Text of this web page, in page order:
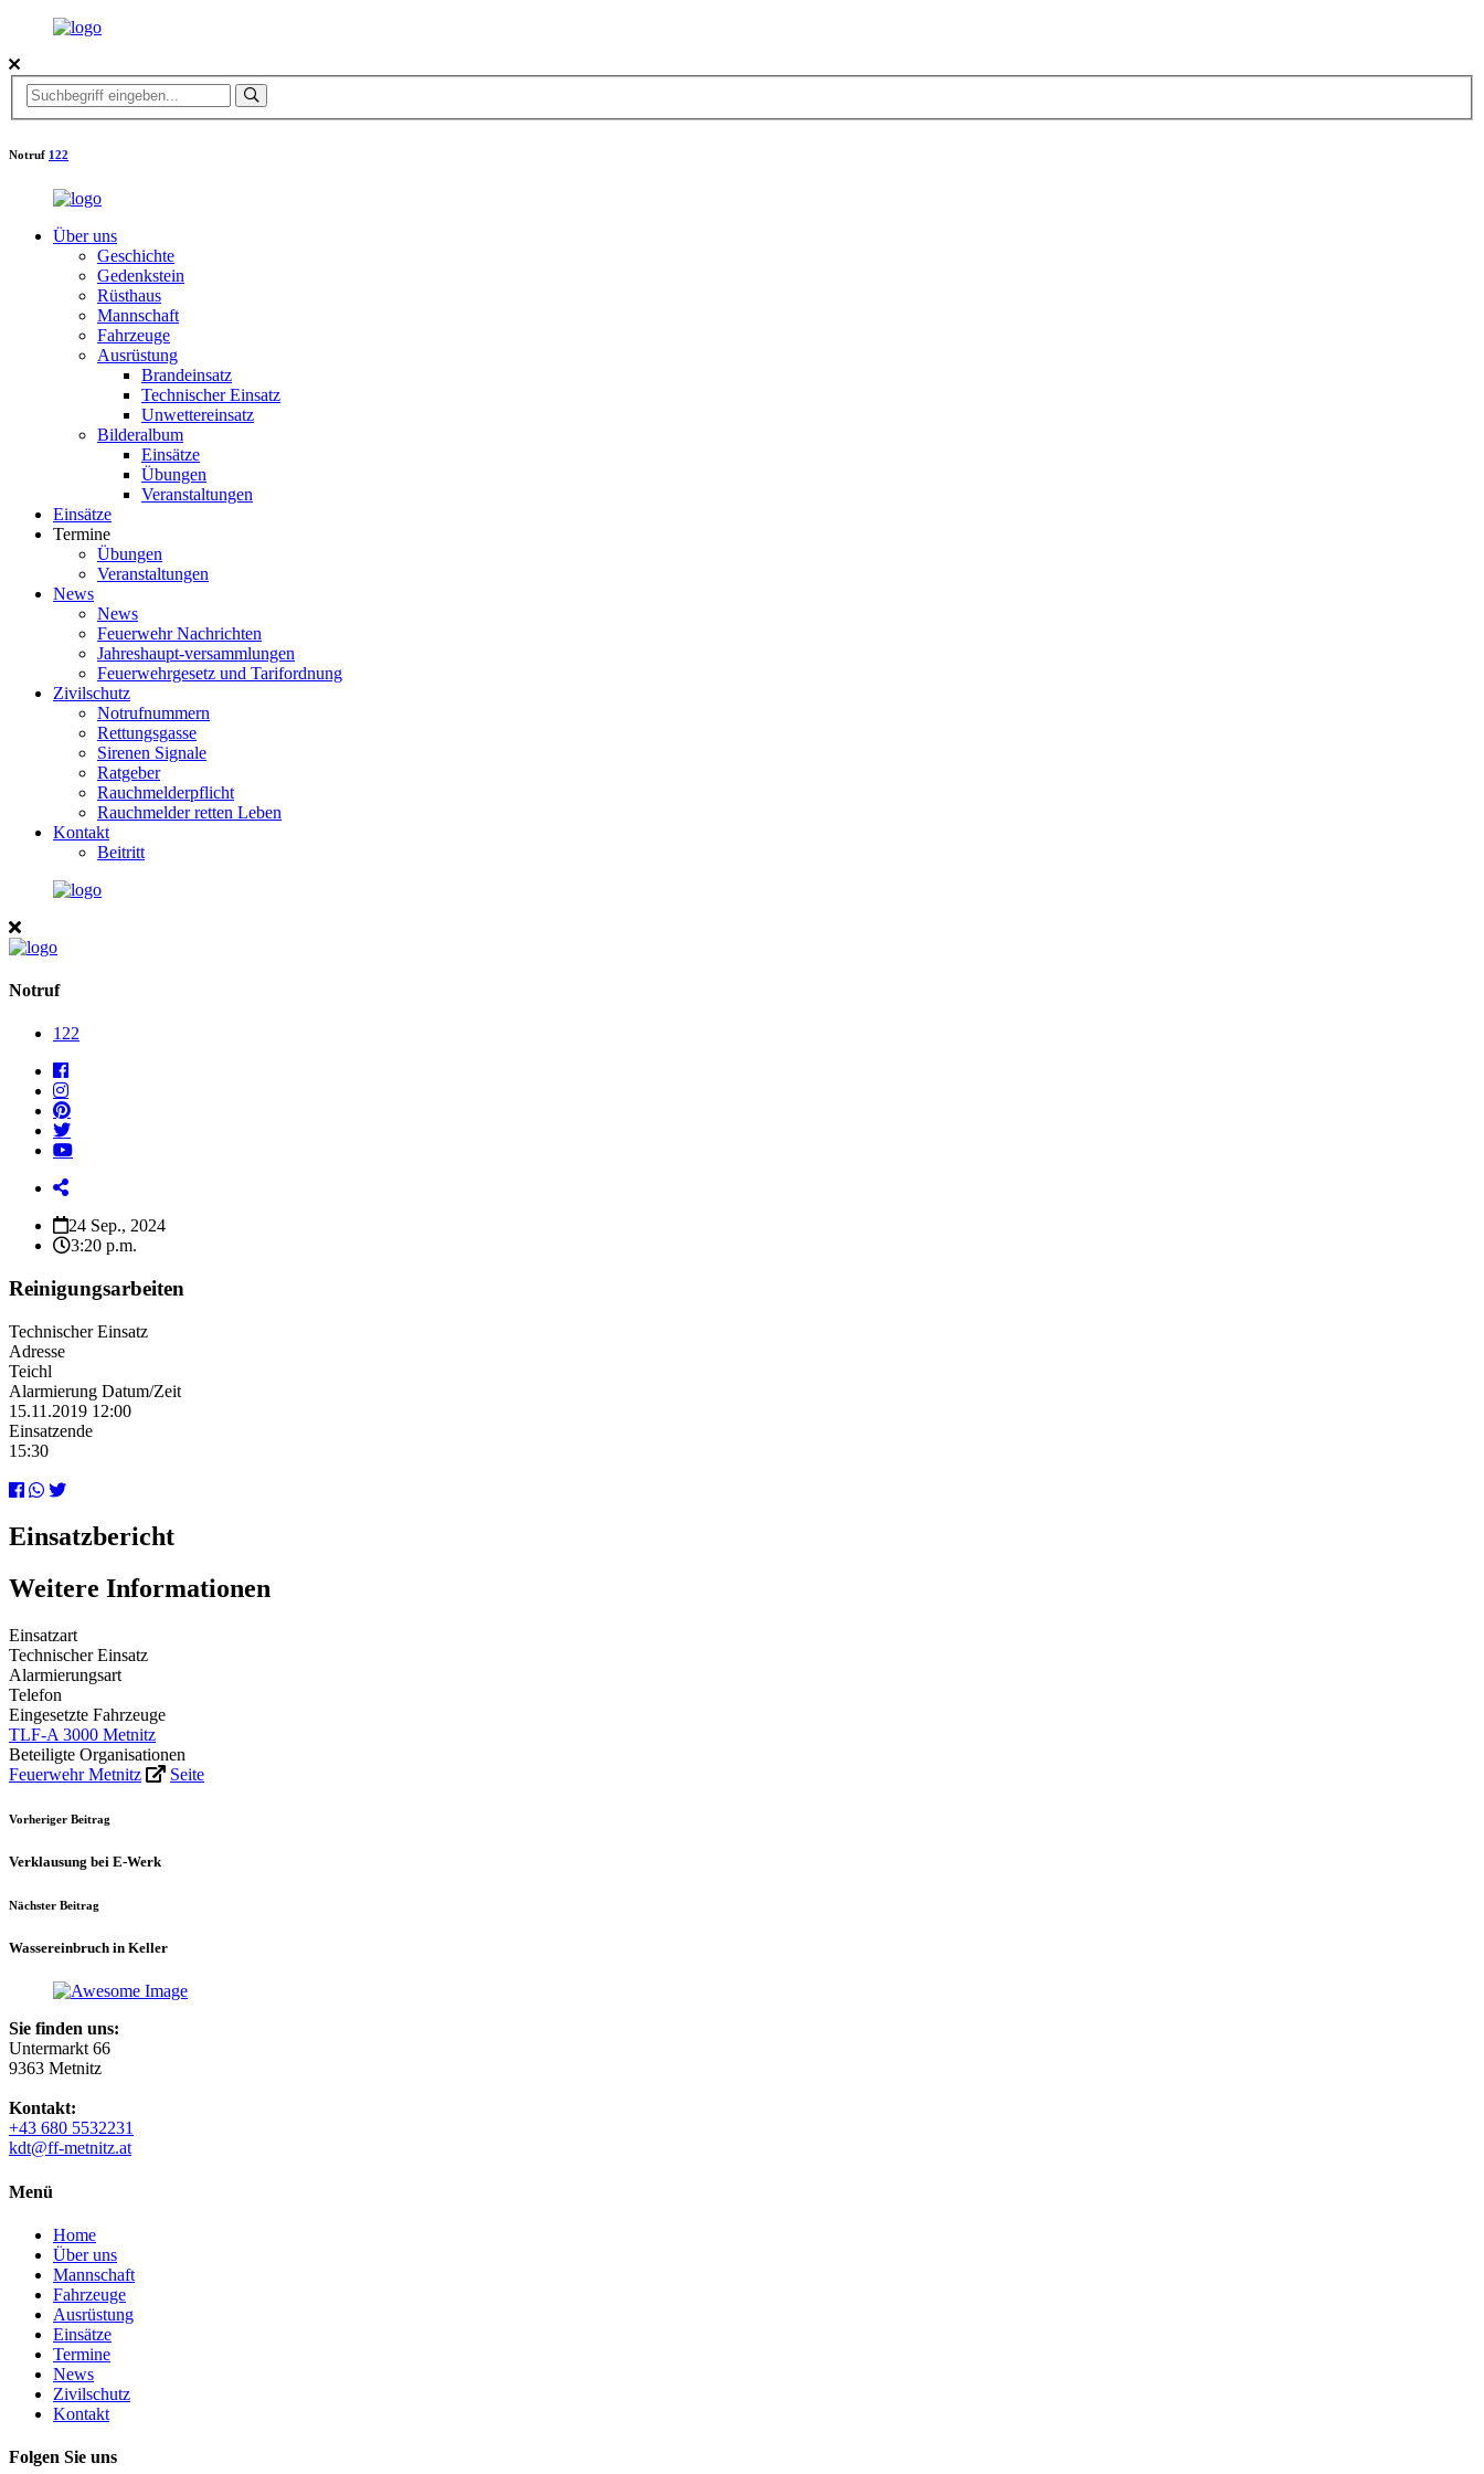
Notruf 122
Über uns
Geschichte
Gedenkstein
Rüsthaus
Mannschaft
Fahrzeuge
Ausrüstung
Brandeinsatz
Technischer Einsatz
Unwettereinsatz
Bilderalbum
Einsätze
Übungen
Veranstaltungen
Einsätze
Termine
Übungen
Veranstaltungen
News
News
Feuerwehr Nachrichten
Jahreshaupt-versammlungen
Feuerwehrgesetz und Tarifordnung
Zivilschutz
Notrufnummern
Rettungsgasse
Sirenen Signale
Ratgeber
Rauchmelderpflicht
Rauchmelder retten Leben
Kontakt
Beitritt
Notruf
122
24 Sep., 2024
3:20 p.m.
Reinigungsarbeiten
Technischer Einsatz
Adresse
Teichl
Alarmierung Datum/Zeit
15.11.2019 12:00
Einsatzende
15:30
Einsatzbericht
Weitere Informationen
Einsatzart
Technischer Einsatz
Alarmierungsart
Telefon
Eingesetzte Fahrzeuge
TLF-A 3000 Metnitz
Beteiligte Organisationen
Feuerwehr Metnitz
Seite
Vorheriger Beitrag
Verklausung bei E-Werk
Nächster Beitrag
Wassereinbruch in Keller
Sie finden uns:
Untermarkt 66
9363 Metnitz
Kontakt:
+43 680 5532231
kdt@ff-metnitz.at
Menü
Home
Über uns
Mannschaft
Fahrzeuge
Ausrüstung
Einsätze
Termine
News
Zivilschutz
Kontakt
Folgen Sie uns